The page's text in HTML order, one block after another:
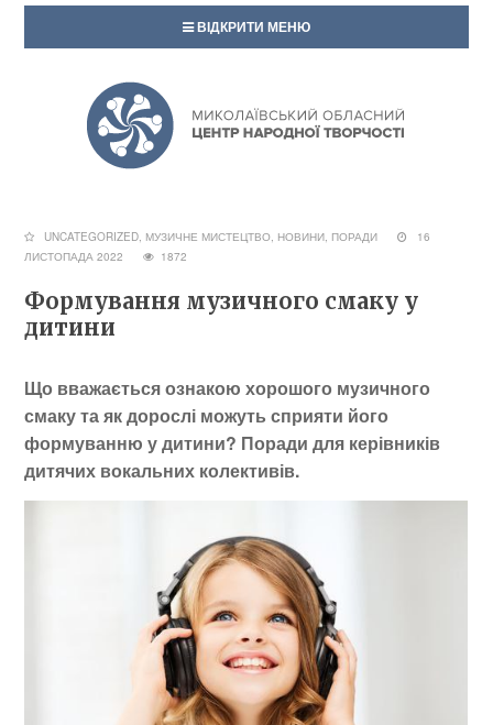
ВІДКРИТИ МЕНЮ
UNCATEGORIZED, МУЗИЧНЕ МИСТЕЦТВО, НОВИНИ, ПОРАДИ
16
ЛИСТОПАДА 2022
1872
Формування музичного смаку у
дитини
Що вважається ознакою хорошого музичного
смаку та як дорослі можуть сприяти його
формуванню у дитини? Поради для керівників
дитячих вокальних колективів.